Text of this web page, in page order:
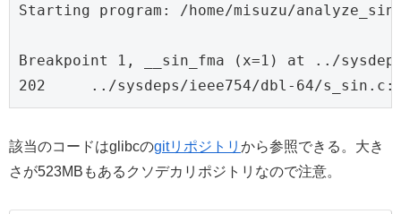
Starting program: /home/misuzu/
Breakpoint 1, __sin_fma (x=1) at ../
202	../sysdeps/ieee754/dbl-64/
該当のコードはglibcのgitリポジトリ から参照できる。大き
さが523MBもあるクソデカリポジトリなので注意。